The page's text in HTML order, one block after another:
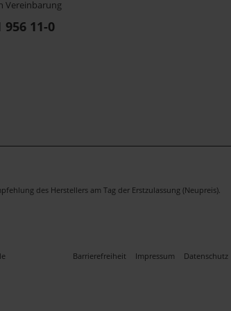
Vereinbarung
11-0
des Herstellers am Tag der Erstzulassung (Neupreis).
Barrierefreiheit Impressum Datenschutz